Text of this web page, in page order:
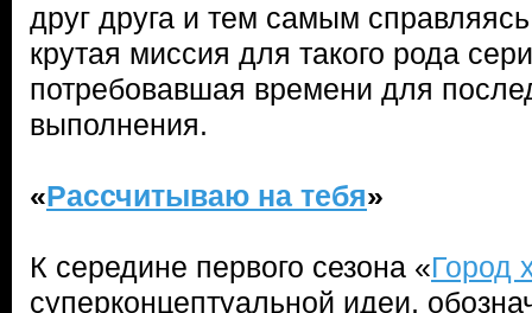
друг друга и тем самым
крутая миссия для такого рода
потребовавшая времени для
выполнения.
«Рассчитываю на тебя»
К середине первого сезона «Город
суперконцептуальной идеи,